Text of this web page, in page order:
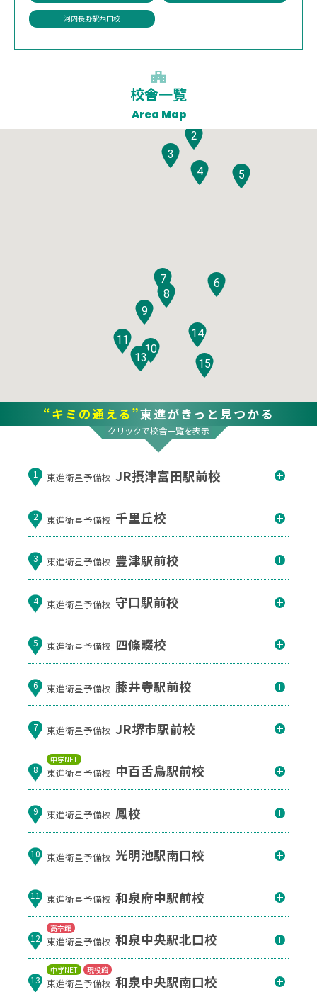
河内長野駅西口校
校舎一覧
Area Map
1
2
3
4
5
6
7
8
9
10
11
12
13
14
15
“キミの通える”東進がきっと見つかる
クリックで校舎一覧を表示
1 東進衛星予備校 JR摂津富田駅前校
2 東進衛星予備校 千里丘校
3 東進衛星予備校 豊津駅前校
4 東進衛星予備校 守口駅前校
5 東進衛星予備校 四條畷校
6 東進衛星予備校 藤井寺駅前校
7 東進衛星予備校 JR堺市駅前校
中学NET
8 東進衛星予備校 中百舌鳥駅前校
9 東進衛星予備校 鳳校
10 東進衛星予備校 光明池駅南口校
11 東進衛星予備校 和泉府中駅前校
高卒館
12 東進衛星予備校 和泉中央駅北口校
中学NET 現役館
13 東進衛星予備校 和泉中央駅南口校